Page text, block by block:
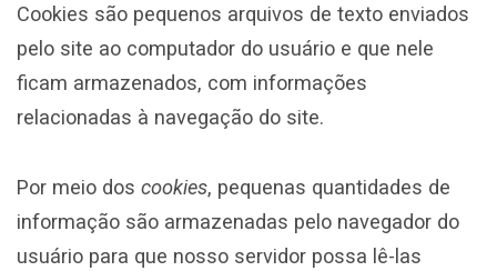
Cookies são pequenos arquivos de texto enviados
pelo site ao computador do usuário e que nele
ficam armazenados, com informações
relacionadas à navegação do site.
Por meio dos cookies, pequenas quantidades de
informação são armazenadas pelo navegador do
usuário para que nosso servidor possa lê-las